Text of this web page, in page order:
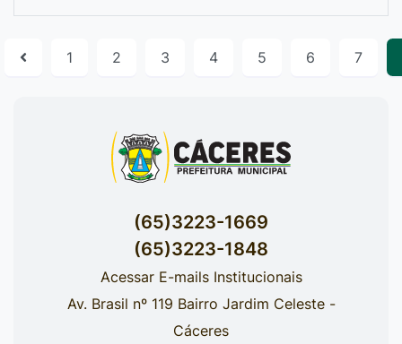
1 2 3 4 5 6 7
(65)3223-1669
(65)3223-1848
Acessar E-mails Institucionais
Av. Brasil nº 119 Bairro Jardim Celeste -
Cáceres